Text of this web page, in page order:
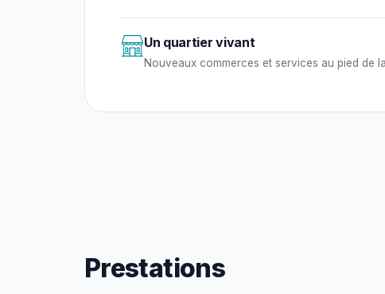
Un quartier vivant
Nouveaux commerces et services au pied de
Prestations